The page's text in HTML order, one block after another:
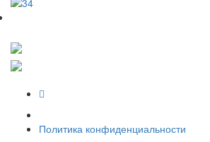
Политика конфиденциальности